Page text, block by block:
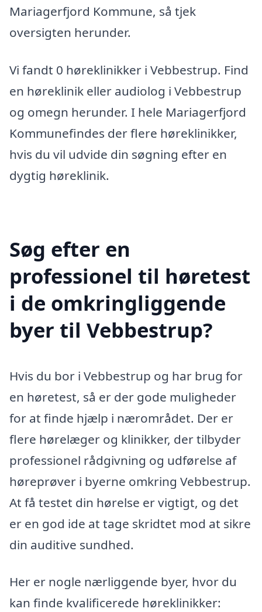
Mariagerfjord Kommune, så tjek
oversigten herunder.
Vi fandt 0 høreklinikker i Vebbestrup. Find
en høreklinik eller audiolog i Vebbestrup
og omegn herunder. I hele Mariagerfjord
Kommunefindes der flere høreklinikker,
hvis du vil udvide din søgning efter en
dygtig høreklinik.
Søg efter en
professionel til høretest
i de omkringliggende
byer til Vebbestrup?
Hvis du bor i Vebbestrup og har brug for
en høretest, så er der gode muligheder
for at finde hjælp i nærområdet. Der er
flere hørelæger og klinikker, der tilbyder
professionel rådgivning og udførelse af
høreprøver i byerne omkring Vebbestrup.
At få testet din hørelse er vigtigt, og det
er en god ide at tage skridtet mod at sikre
din auditive sundhed.
Her er nogle nærliggende byer, hvor du
kan finde kvalificerede høreklinikker: